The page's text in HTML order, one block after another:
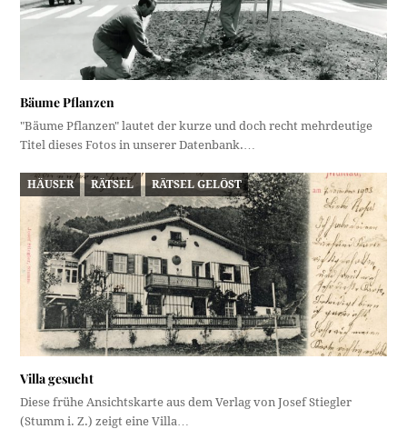
Bäume Pflanzen
"Bäume Pflanzen" lautet der kurze und doch recht mehrdeutige
Titel dieses Fotos in unserer Datenbank.…
HÄUSER RÄTSEL RÄTSEL GELÖST
Villa gesucht
Diese frühe Ansichtskarte aus dem Verlag von Josef Stiegler
(Stumm i. Z.) zeigt eine Villa…